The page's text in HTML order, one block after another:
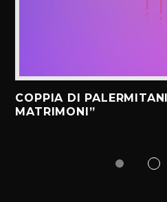
COPPIA DI
MATRIMONI”